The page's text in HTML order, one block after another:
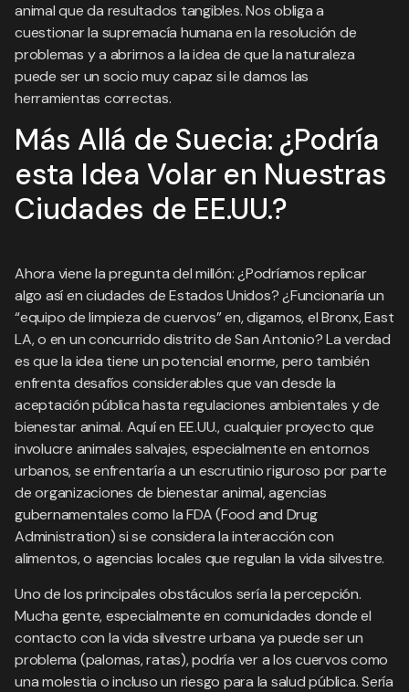
animal que da resultados tangibles. Nos obliga a
cuestionar la supremacía humana en la resolución de
problemas y a abrirnos a la idea de que la naturaleza
puede ser un socio muy capaz si le damos las
herramientas correctas.
Más Allá de Suecia: ¿Podría
esta Idea Volar en Nuestras
Ciudades de EE.UU.?
Ahora viene la pregunta del millón: ¿Podríamos replicar
algo así en ciudades de Estados Unidos? ¿Funcionaría un
“equipo de limpieza de cuervos” en, digamos, el Bronx, East
LA, o en un concurrido distrito de San Antonio? La verdad
es que la idea tiene un potencial enorme, pero también
enfrenta desafíos considerables que van desde la
aceptación pública hasta regulaciones ambientales y de
bienestar animal. Aquí en EE.UU., cualquier proyecto que
involucre animales salvajes, especialmente en entornos
urbanos, se enfrentaría a un escrutinio riguroso por parte
de organizaciones de bienestar animal, agencias
gubernamentales como la FDA (Food and Drug
Administration) si se considera la interacción con
alimentos, o agencias locales que regulan la vida silvestre.
Uno de los principales obstáculos sería la percepción.
Mucha gente, especialmente en comunidades donde el
contacto con la vida silvestre urbana ya puede ser un
problema (palomas, ratas), podría ver a los cuervos como
una molestia o incluso un riesgo para la salud pública. Sería